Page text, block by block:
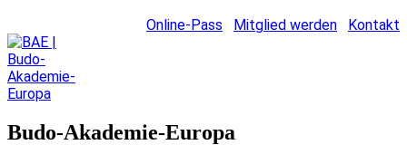
Online-Pass Mitglied werden Kontakt
Budo-Akademie-Europa